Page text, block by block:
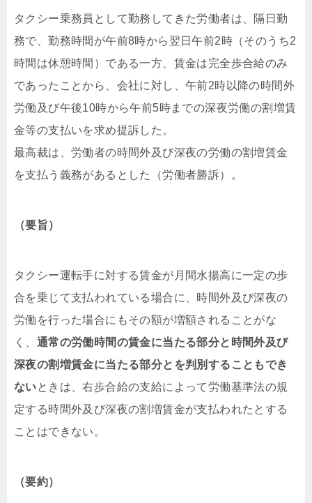
タクシー乗務員として勤務してきた労働者は、隔日勤
務で、勤務時間が午前8時から翌日午前2時（そのうち2
時間は休憩時間）である一方、賃金は完全歩合給のみ
であったことから、会社に対し、午前2時以降の時間外
労働及び午後10時から午前5時までの深夜労働の割増賃
金等の支払いを求め提訴した。
最高裁は、労働者の時間外及び深夜の労働の割増賃金
を支払う義務があるとした（労働者勝訴）。
（要旨）
タクシー運転手に対する賃金が月間水揚高に一定の歩
合を乗じて支払われている場合に、時間外及び深夜の
労働を行った場合にもその額が増額されることがな
く、 通常の労働時間の賃金に当たる部分と時間外及び
深夜の割増賃金に当たる部分とを判別することもでき
ないときは、右歩合給の支給によって労働基準法の規
定する時間外及び深夜の割増賃金が支払われたとする
ことはできない。
（要約）